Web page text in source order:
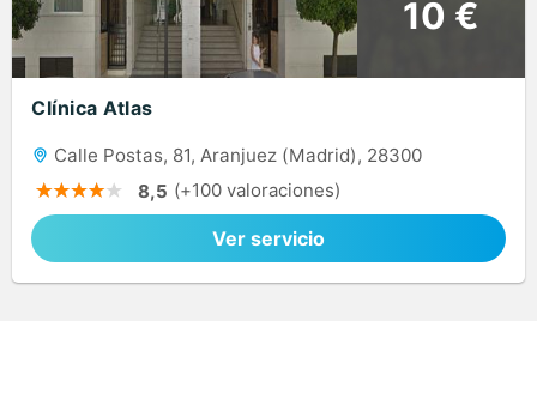
10 €
Clínica Atlas
Calle Postas, 81, Aranjuez (Madrid), 28300
8,5 (+100 valoraciones)
Ver servicio